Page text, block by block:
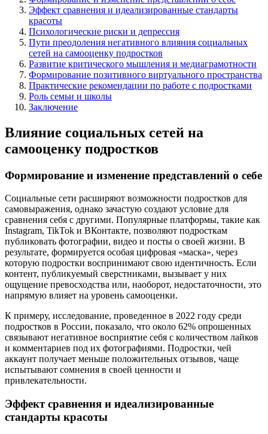
Эффект сравнения и идеализированные стандарты
красоты
Психологические риски и депрессия
Пути преодоления негативного влияния социальных
сетей на самооценку подростков
Развитие критического мышления и медиаграмотности
Формирование позитивного виртуального пространства
Практические рекомендации по работе с подростками
Роль семьи и школы
Заключение
Влияние социальных сетей на
самооценку подростков
Формирование и изменение представлений о себе
Социальные сети расширяют возможности подростков для
самовыражения, однако зачастую создают условие для
сравнения себя с другими. Популярные платформы, такие как
Instagram, TikTok и ВКонтакте, позволяют подросткам
публиковать фотографии, видео и посты о своей жизни. В
результате, формируется особая цифровая «маска», через
которую подростки воспринимают свою идентичность. Если
контент, публикуемый сверстниками, вызывает у них
ощущение превосходства или, наоборот, недостаточности, это
напрямую влияет на уровень самооценки.
К примеру, исследование, проведенное в 2022 году среди
подростков в России, показало, что около 62% опрошенных
связывают негативное восприятие себя с количеством лайков
и комментариев под их фотографиями. Подростки, чей
аккаунт получает меньше положительных отзывов, чаще
испытывают сомнения в своей ценности и
привлекательности.
Эффект сравнения и идеализированные
стандарты красоты